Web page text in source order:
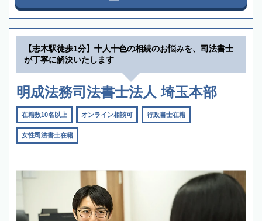
【志木駅徒歩1分】十人十色の相続のお悩みを、司法書士
が丁寧に解決いたします
明成法務司法書士法人 埼玉本部
在籍数10名以上 オンライン相談可 行政書士在籍
女性司法書士在籍